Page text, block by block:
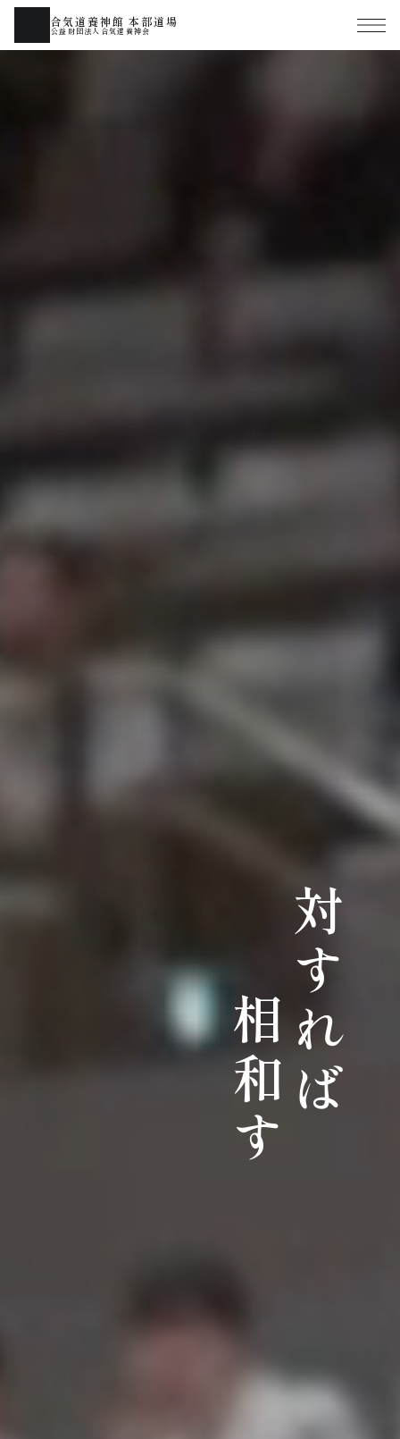
合気道養神館 本部道場
公益財団法人合気道養神会
対すれば
相和す